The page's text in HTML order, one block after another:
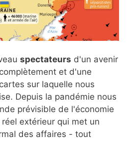
spectateurs d'un avenir
et d'une
sur laquelle nous
Depuis la pandémie nous
prévisible de l'économie
extérieur qui met un
des affaires - tout